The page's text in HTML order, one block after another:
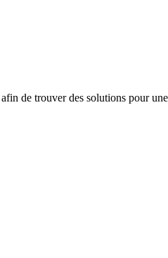
de trouver des solutions pour